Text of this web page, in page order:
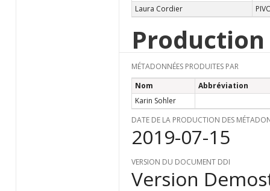
Laura Cordier
MÉTADONNÉES PRODUITES PAR
Nom
Abbréviation
Karin Sohler
DATE DE LA PRODUCTION DES
2019-07-15
VERSION DU DOCUMENT DDI
Version